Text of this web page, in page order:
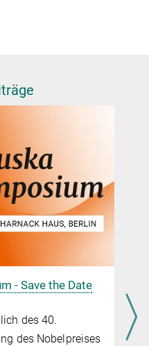
- Save the Date
des 40.
des Nobelpreises